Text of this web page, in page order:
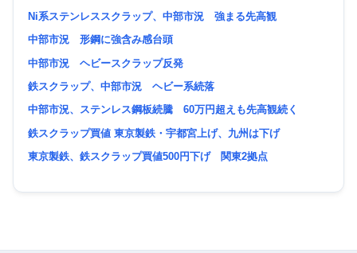
Ni系ステンレススクラップ、中部市況 強まる先高観
中部市況 形鋼に強含み感台頭
中部市況 ヘビースクラップ反発
鉄スクラップ、中部市況 ヘビー系続落
中部市況、ステンレス鋼板続騰 60万円超えも先高観続く
鉄スクラップ買値 東京製鉄・宇都宮上げ、九州は下げ
東京製鉄、鉄スクラップ買値500円下げ 関東2拠点